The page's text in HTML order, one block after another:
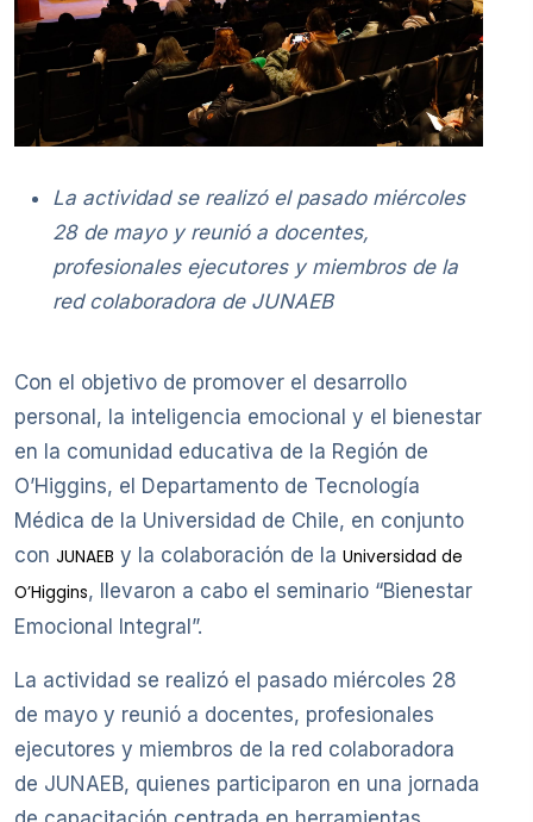
La actividad se realizó el pasado miércoles
28 de mayo y reunió a docentes,
profesionales ejecutores y miembros de la
red colaboradora de JUNAEB
Con el objetivo de promover el desarrollo
personal, la inteligencia emocional y el bienestar
en la comunidad educativa de la Región de
O’Higgins, el Departamento de Tecnología
Médica de la Universidad de Chile, en conjunto
con JUNAEB y la colaboración de la Universidad de
O’Higgins, llevaron a cabo el seminario “Bienestar
Emocional Integral”.
La actividad se realizó el pasado miércoles 28
de mayo y reunió a docentes, profesionales
ejecutores y miembros de la red colaboradora
de JUNAEB, quienes participaron en una jornada